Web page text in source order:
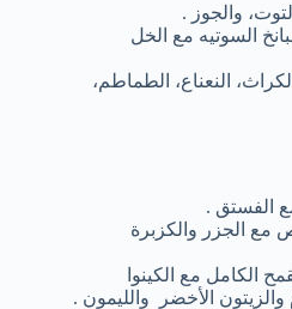
والجوز .
السوتيه مع الخل
النعناع، الطماطم،
الفستق .
مع الجزر والكزبرة
الكامل مع الكينوا
الأخضر والليمون .